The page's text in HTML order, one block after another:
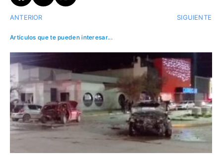
ANTERIOR SIGUIENTE
Artículos que te pueden interesar...